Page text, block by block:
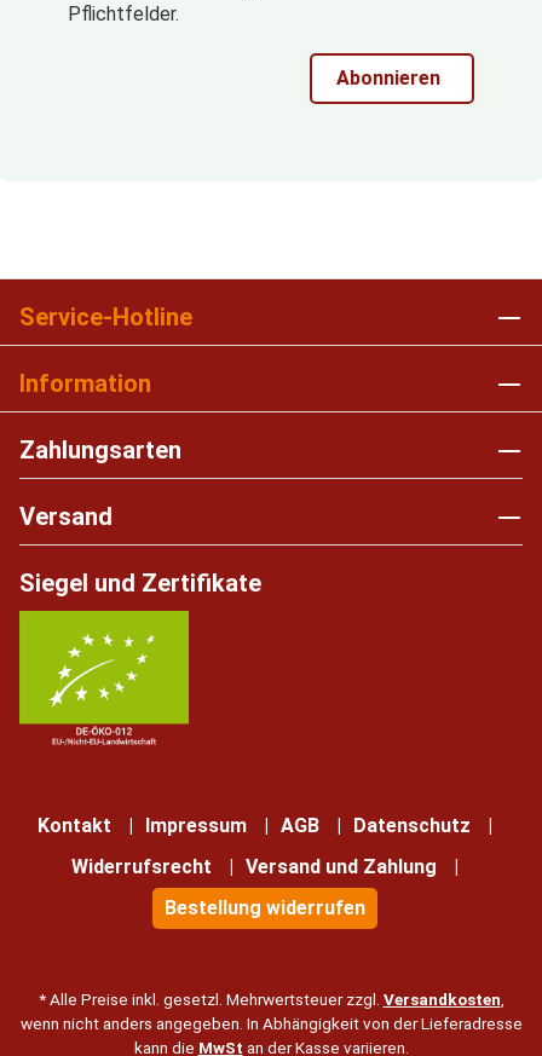
Pflichtfelder.
Abonnieren
Service-Hotline
Information
Zahlungsarten
Versand
Siegel und Zertifikate
Kontakt Impressum AGB
Datenschutz
Widerrufsrecht
Versand und Zahlung
Bestellung widerrufen
* Alle Preise inkl. gesetzl. Mehrwertsteuer zzgl. Versandkosten
wenn nicht anders angegeben. In Abhängigkeit von der Lieferadresse
kann die MwSt an der Kasse variieren.